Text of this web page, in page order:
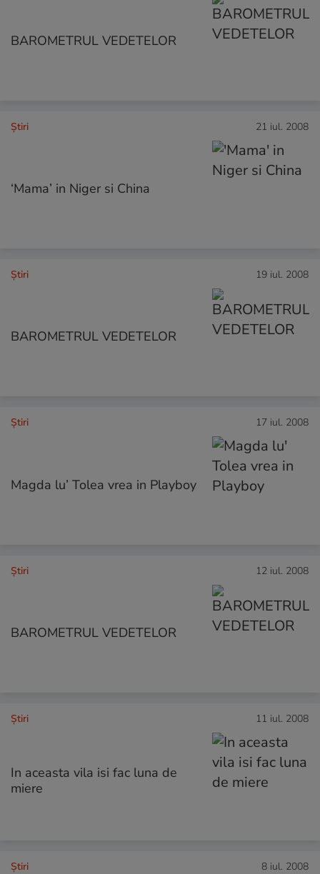
BAROMETRUL VEDETELOR
Ştiri 21 iul. 2008
‘Mama’ in Niger si China
Ştiri 19 iul. 2008
BAROMETRUL VEDETELOR
Ştiri 17 iul. 2008
Magda lu’ Tolea vrea in Playboy
Ştiri 12 iul. 2008
BAROMETRUL VEDETELOR
Ştiri 11 iul. 2008
In aceasta vila isi fac luna de
miere
Ştiri 8 iul. 2008